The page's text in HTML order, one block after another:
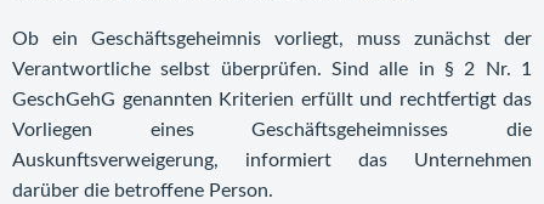
Ob ein Geschäftsgeheimnis vorliegt, muss zunächst der
Verantwortliche selbst überprüfen. Sind alle in § 2 Nr. 1
GeschGehG genannten Kriterien erfüllt und rechtfertigt das
Vorliegen eines Geschäftsgeheimnisses die
Auskunftsverweigerung, informiert das Unternehmen
darüber die betroffene Person.